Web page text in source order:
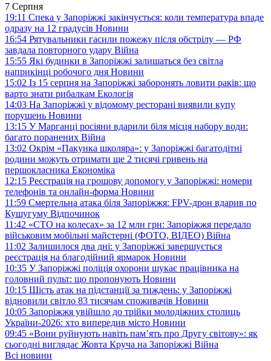
7 Серпня
19:11 Спека у Запоріжжі закінчується: коли температура впаде
одразу на 12 градусів Новини
16:54 Рятувальники гасили пожежу після обстрілу — РФ
завдала повторного удару Війна
15:55 Які будинки в Запоріжжі залишаться без світла
наприкінці робочого дня Новини
15:02 Із 15 серпня на Запоріжжі заборонять ловити раків: що
варто знати рибалкам Екологія
14:03 На Запоріжжі у відомому ресторані виявили купу
порушень Новини
13:15 У Марганці росіяни вдарили біля місця набору води:
багато поранених Війна
13:02 Окрім «Пакунка школяра»: у Запоріжжі багатодітні
родини можуть отримати ще 2 тисячі гривень на
першокласника Економіка
12:15 Реєстрація на грошову допомогу у Запоріжжі: номери
телефонів та онлайн-форма Новини
11:59 Смертельна атака біля Запоріжжя: FPV-дрон вдарив по
Кушугуму Відпочинок
11:42 «СТО на колесах» за 12 млн грн: Запоріжжя передало
військовим мобільні майстерні (ФОТО, ВІДЕО) Війна
11:02 Залишилося два дні: у Запоріжжі завершується
реєстрація на благодійний ярмарок Новини
10:35 У Запоріжжі поліція охорони шукає працівника на
головний пульт: що пропонують Новини
10:15 Шість атак на підстанції за тиждень: у Запоріжжі
відновили світло 83 тисячам споживачів Новини
10:05 Запоріжжя увійшло до трійки молодіжних столиць
України-2026: хто випередив місто Новини
09:45 «Вони руйнують навіть пам’ять про Другу світову»: як
сьогодні виглядає Жовта Круча на Запоріжжі Війна
Всі новини